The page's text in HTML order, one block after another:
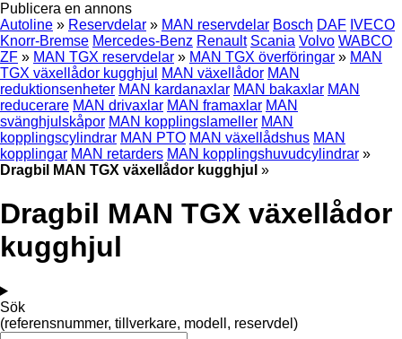
Publicera en annons
Autoline » Reservdelar » MAN reservdelar Bosch DAF IVECO
Knorr-Bremse Mercedes-Benz Renault Scania Volvo WABCO
ZF » MAN TGX reservdelar » MAN TGX överföringar » MAN
TGX växellådor kugghjul
MAN växellådor MAN
reduktionsenheter MAN kardanaxlar MAN bakaxlar MAN
reducerare MAN drivaxlar MAN framaxlar MAN
svänghjulskåpor MAN kopplingslameller MAN
kopplingscylindrar MAN PTO MAN växellådshus MAN
kopplingar MAN retarders MAN kopplingshuvudcylindrar »
Dragbil MAN TGX växellådor kugghjul »
Dragbil MAN TGX växellådor
kugghjul
Sök
(referensnummer, tillverkare, modell, reservdel)